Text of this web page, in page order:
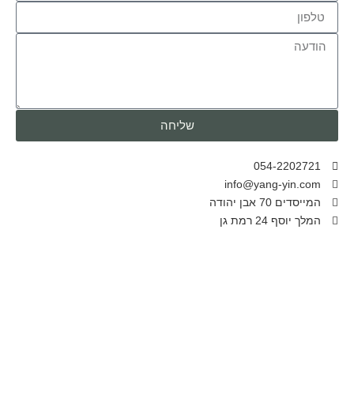
שליחה
054-2202721
info@yang-yin.com
המייסדים 70 אבן יהודה
המלך יוסף 24 רמת גן